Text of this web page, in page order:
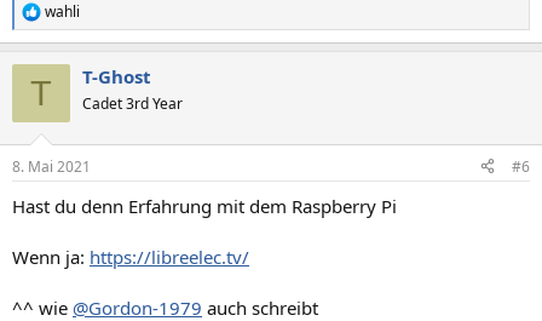
R
e
e
:
wahli
T T-Ghost
Cadet 3rd Year
8. Mai 2021 #6
Hast du denn Erfahrung mit dem Raspberry Pi
Wenn ja: https://libreelec.tv/
^^ wie @Gordon-1979 auch schreibt